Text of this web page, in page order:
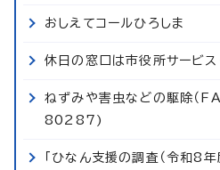
おしえてコールひろしま
休日の窓口は市役所サービス
ねずみや害虫などの駆除
80287)
「ひなん支援の調査（令和8年